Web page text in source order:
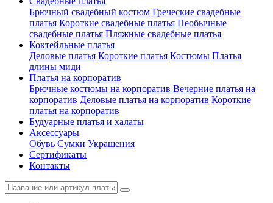
Брючный свадебный костюм Греческие свадебные
платья Короткие свадебные платья Необычные
свадебные платья Пляжные свадебные платья
Коктейльные платья
Деловые платья Короткие платья Костюмы Платья
длины миди
Платья на корпоратив
Брючные костюмы на корпоратив Вечерние платья на
корпоратив Деловые платья на корпоратив Короткие
платья на корпоратив
Будуарные платья и халаты
Аксессуары
Обувь Сумки Украшения
Сертификаты
Контакты